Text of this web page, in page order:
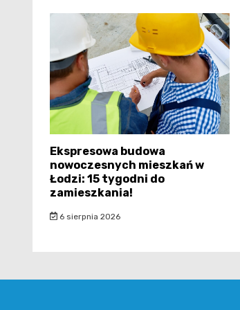
Ekspresowa budowa
nowoczesnych mieszkań w
Łodzi: 15 tygodni do
zamieszkania!
6 sierpnia 2026